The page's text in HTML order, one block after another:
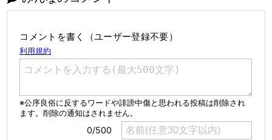
コメントを書く（ユーザー登録不要）